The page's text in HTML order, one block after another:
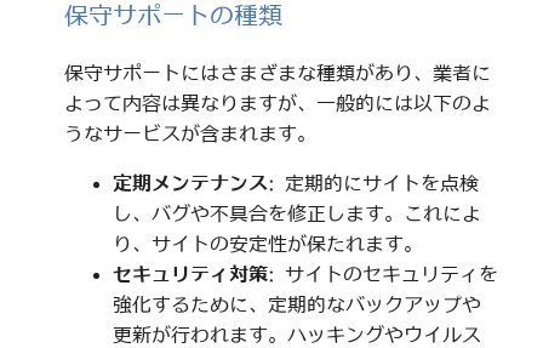
保守サポートの種類
保守サポートにはさまざまな種類があり、業者に
よって内容は異なりますが、一般的には以下のよ
うなサービスが含まれます。
定期メンテナンス: 定期的にサイトを点検
し、バグや不具合を修正します。これによ
り、サイトの安定性が保たれます。
セキュリティ対策: サイトのセキュリティを
強化するために、定期的なバックアップや
更新が行われます。ハッキングやウイルス